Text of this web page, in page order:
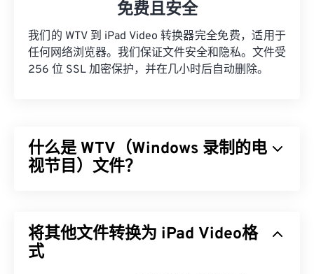
免费且安全
我们的 WTV 到 iPad Video 转换器完全免费，适用于
任何网络浏览器。我们保证文件安全和隐私。文件受
256 位 SSL 加密保护，并在几小时后自动删除。
什么是 WTV（Windows 录制的电
视节目）文件？
个多媒体容器，使用MPEG-2和MPEG-4 压缩视频，
使用
将其他文件转换为 iPad Video格
式